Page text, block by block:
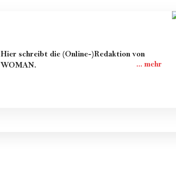
Hier schreibt die (Online-)Redaktion von
WOMAN.